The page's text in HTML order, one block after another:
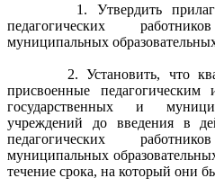
1. Утвердить
педагогических
муниципальных
2. Установить, что
присвоенные
государственных и
учреждений до введения в
педагогических
муниципальных
течение срока, на который они